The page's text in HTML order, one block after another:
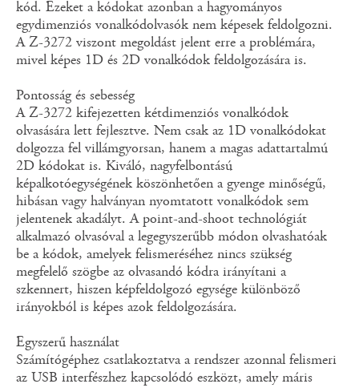
kód. Ezeket a kódokat azonban a hagyományos
egydimenziós vonalkódolvasók nem képesek feldolgozni.
A Z-3272 viszont megoldást jelent erre a problémára,
mivel képes 1D és 2D vonalkódok feldolgozására is.
Pontosság és sebesség
A Z-3272 kifejezetten kétdimenziós vonalkódok
olvasására lett fejlesztve. Nem csak az 1D vonalkódokat
dolgozza fel villámgyorsan, hanem a magas adattartalmú
2D kódokat is. Kiváló, nagyfelbontású
képalkotóegységének köszönhetően a gyenge minőségű,
hibásan vagy halványan nyomtatott vonalkódok sem
jelentenek akadályt. A point-and-shoot technológiát
alkalmazó olvasóval a legegyszerűbb módon olvashatóak
be a kódok, amelyek felismeréséhez nincs szükség
megfelelő szögbe az olvasandó kódra irányítani a
szkennert, hiszen képfeldolgozó egysége különböző
irányokból is képes azok feldolgozására.
Egyszerű használat
Számítógéphez csatlakoztatva a rendszer azonnal felismeri
az USB interfészhez kapcsolódó eszközt, amely máris